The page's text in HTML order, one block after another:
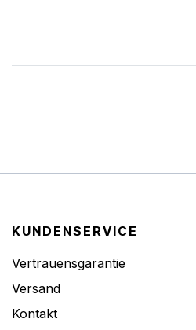
KUNDENSERVICE
Vertrauensgarantie
Versand
Kontakt